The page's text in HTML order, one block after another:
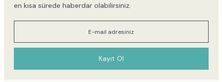
en kısa sürede haberdar olabilirsiniz.
Kayıt Ol